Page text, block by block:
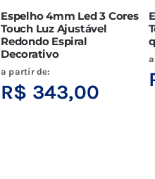
Espelho 4mm Led 3 Cores
Touch Luz Ajustável
Redondo Espiral
Decorativo
a partir de:
R$ 343,00